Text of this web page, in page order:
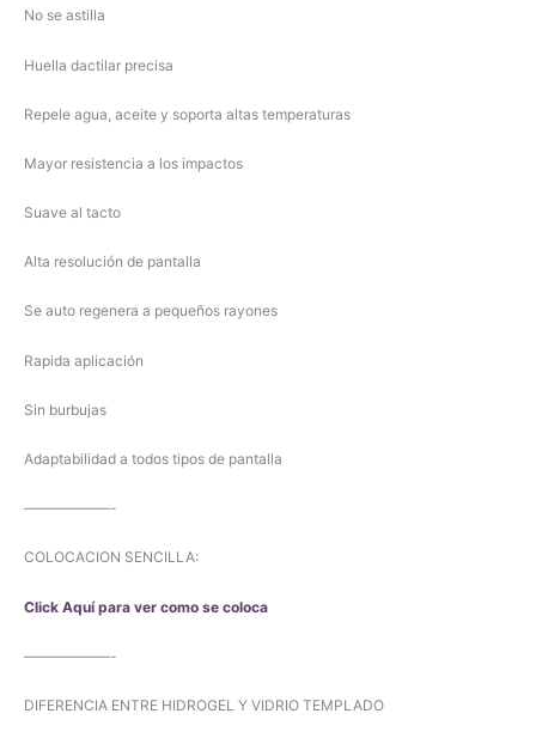
No se astilla
Huella dactilar precisa
Repele agua, aceite y soporta altas temperaturas
Mayor resistencia a los impactos
Suave al tacto
Alta resolución de pantalla
Se auto regenera a pequeños rayones
Rapida aplicación
Sin burbujas
Adaptabilidad a todos tipos de pantalla
——————-
COLOCACION SENCILLA:
Click Aquí para ver como se coloca
——————-
DIFERENCIA ENTRE HIDROGEL Y VIDRIO TEMPLADO